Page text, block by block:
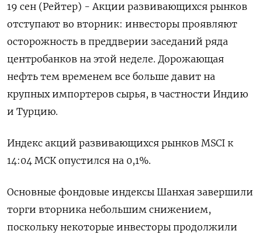
19 сен (Рейтер) - Акции развивающихся рынков
отступают во вторник: инвесторы проявляют
осторожность в преддверии заседаний ряда
центробанков на этой неделе. Дорожающая
нефть тем временем все больше давит на
крупных импортеров сырья, в частности Индию
и Турцию.
Индекс акций развивающихся рынков MSCI к
14:04 МСК опустился на 0,1%.
Основные фондовые индексы Шанхая завершили
торги вторника небольшим снижением,
поскольку некоторые инвесторы продолжили